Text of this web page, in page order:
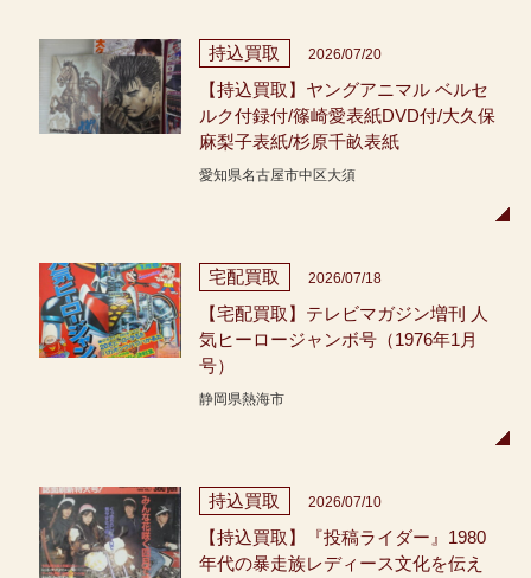
持込買取 2026/07/20
【持込買取】ヤングアニマル ベルセ
ルク付録付/篠崎愛表紙DVD付/大久保
麻梨子表紙/杉原千畝表紙
愛知県名古屋市中区大須
宅配買取 2026/07/18
【宅配買取】テレビマガジン増刊 人
気ヒーロージャンボ号（1976年1月
号）
静岡県熱海市
持込買取 2026/07/10
【持込買取】『投稿ライダー』1980
年代の暴走族レディース文化を伝え